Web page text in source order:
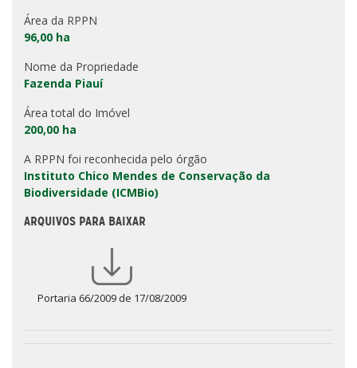
Área da RPPN
96,00 ha
Nome da Propriedade
Fazenda Piauí
Área total do Imóvel
200,00 ha
A RPPN foi reconhecida pelo órgão
Instituto Chico Mendes de Conservação da
Biodiversidade (ICMBio)
ARQUIVOS PARA BAIXAR
Portaria 66/2009 de 17/08/2009